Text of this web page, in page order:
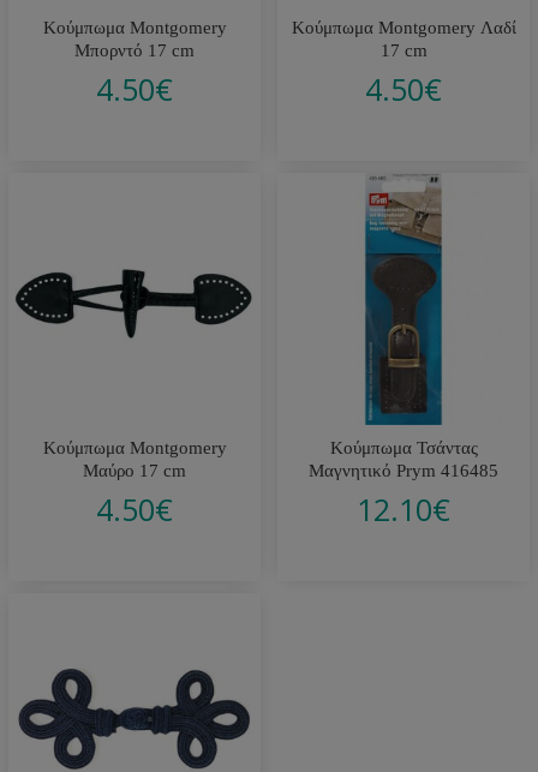
Κούμπωμα Montgomery
Μπορντό 17 cm
4.50€
Κούμπωμα Montgomery Λαδί
17 cm
4.50€
Κούμπωμα Montgomery
Μαύρο 17 cm
4.50€
Κούμπωμα Τσάντας
Μαγνητικό Prym 416485
12.10€